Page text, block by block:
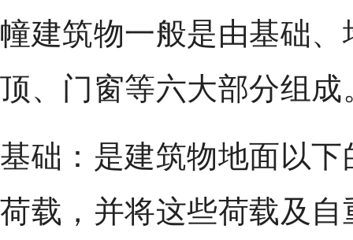
幢建筑物一般是由基础
顶、门窗等六大部分组成
基础：是建筑物地面以
荷载，并将这些荷载及